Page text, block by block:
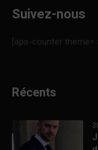
Suivez-nous
[aps-counter theme=
Récents